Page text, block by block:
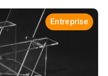
Entreprise